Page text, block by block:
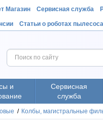
Магазин Сервисная служба
Статьи о роботах
и
Сервисная
служба
/ Колбы, магистральные